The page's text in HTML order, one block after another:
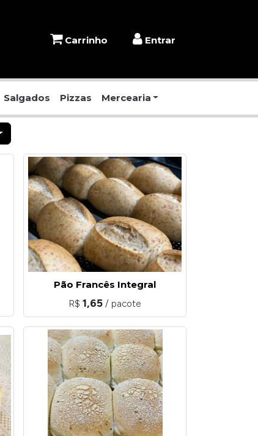
Carrinho Entrar
Salgados Pizzas Mercearia
Pão Francês Integral
R$ 1,65 / pacote